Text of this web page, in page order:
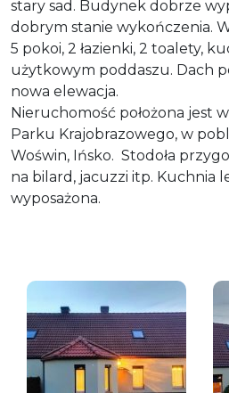
stary sad. Budynek dobrze
dobrym stanie wykończenia.
5 pokoi, 2 łazienki, 2 toalety,
użytkowym poddaszu. Dach
nowa elewacja.
Nieruchomość położona jest
Parku Krajobrazowego, w
Woświn, Ińsko. Stodoła
na bilard, jacuzzi itp. Kuchnia
wyposażona.